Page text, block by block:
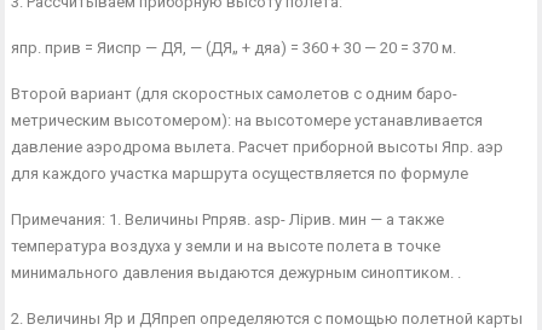
япр. прив = Яиспр — ДЯ, — (ДЯ„ + дяа) = 360 + 30 — 20 = 370 м.
Второй вариант (для скоростных самолетов с одним баро­
метрическим высотомером): на высотомере устанавливается
давле­ние аэродрома вылета. Расчет приборной высоты Япр. аэр
для каж­дого участка маршрута осуществляется по формуле
Примечания: 1. Величины Рпряв. asp- Лірив. мин — а также
температура воздуха у земли и на высоте полета в точке
минимального давления выдаются дежурным синоптиком. .
2. Величины Яр и ДЯпреп определяются с помощью полетной карты